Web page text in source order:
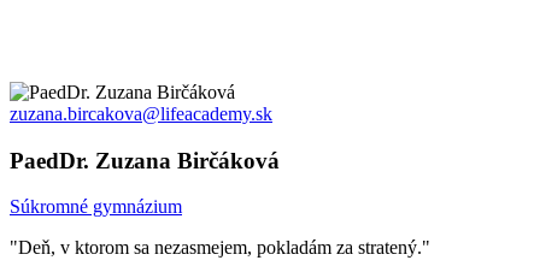
zuzana.bircakova@lifeacademy.sk
PaedDr. Zuzana Birčáková
Súkromné gymnázium
"Deň, v ktorom sa nezasmejem, pokladám za stratený."